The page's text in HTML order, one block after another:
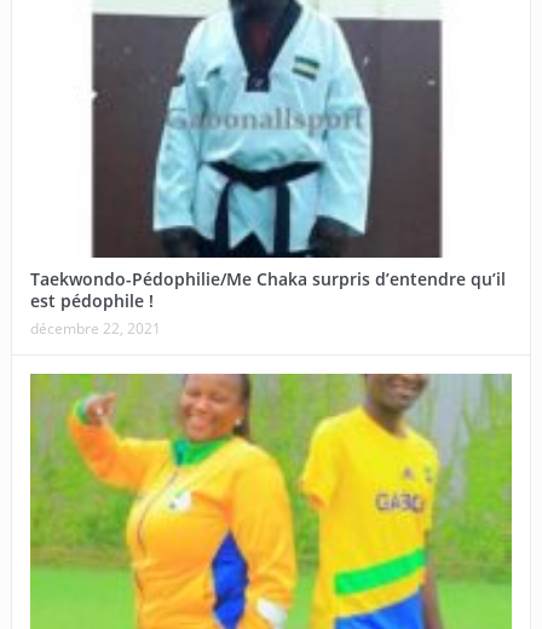
Taekwondo-Pédophilie/Me Chaka surpris d’entendre qu’il
est pédophile !
décembre 22, 2021